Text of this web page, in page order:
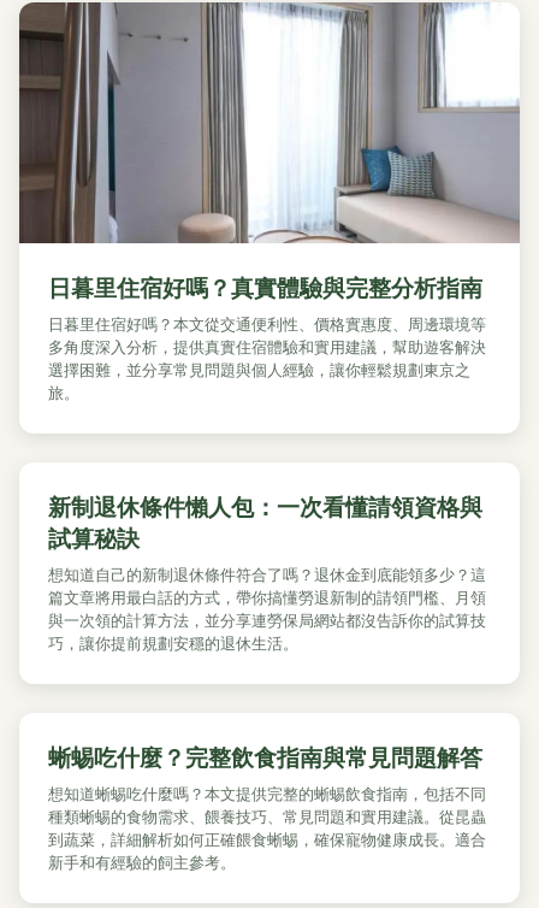
日暮里住宿好嗎？真實體驗與完整分析指南
日暮里住宿好嗎？本文從交通便利性、價格實惠度、周邊環境等
多角度深入分析，提供真實住宿體驗和實用建議，幫助遊客解決
選擇困難，並分享常見問題與個人經驗，讓你輕鬆規劃東京之
旅。
新制退休條件懶人包：一次看懂請領資格與
試算秘訣
想知道自己的新制退休條件符合了嗎？退休金到底能領多少？這
篇文章將用最白話的方式，帶你搞懂勞退新制的請領門檻、月領
與一次領的計算方法，並分享連勞保局網站都沒告訴你的試算技
巧，讓你提前規劃安穩的退休生活。
蜥蜴吃什麼？完整飲食指南與常見問題解答
想知道蜥蜴吃什麼嗎？本文提供完整的蜥蜴飲食指南，包括不同
種類蜥蜴的食物需求、餵養技巧、常見問題和實用建議。從昆蟲
到蔬菜，詳細解析如何正確餵食蜥蜴，確保寵物健康成長。適合
新手和有經驗的飼主參考。